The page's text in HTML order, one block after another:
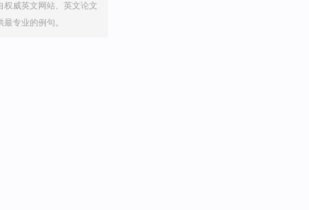
权威英文网站、英文论文
最专业的例句。